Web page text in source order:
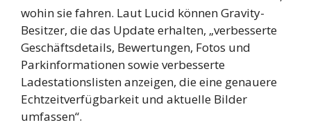
wohin sie fahren. Laut Lucid können Gravity-
Besitzer, die das Update erhalten, „verbesserte
Geschäftsdetails, Bewertungen, Fotos und
Parkinformationen sowie verbesserte
Ladestationslisten anzeigen, die eine genauere
Echtzeitverfügbarkeit und aktuelle Bilder
umfassen“.